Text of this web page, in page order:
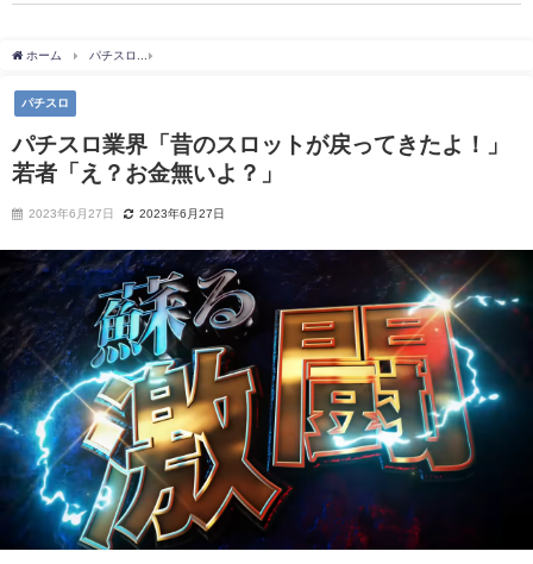
ホーム パチスロ
パチスロ
パチスロ業界「昔のスロットが戻ってきたよ！」
若者「え？お金無いよ？」
2023年6月27日 2023年6月27日